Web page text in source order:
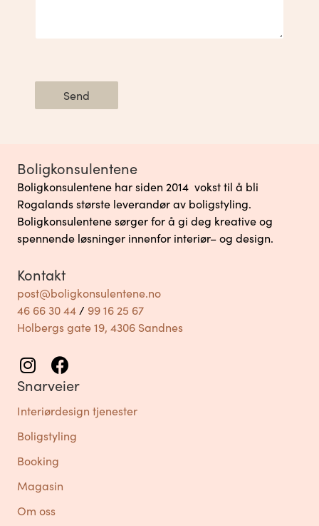
Send
Boligkonsulentene
Boligkonsulentene har siden 2014 vokst til å bli
Rogalands største leverandør av boligstyling.
Boligkonsulentene sørger for å gi deg kreative og
spennende løsninger innenfor interiør– og design.
Kontakt
post@boligkonsulentene.no
46 66 30 44/ 99 16 25 67
Holbergs gate 19, 4306 Sandnes
Snarveier
Interiørdesign tjenester
Boligstyling
Booking
Magasin
Om oss